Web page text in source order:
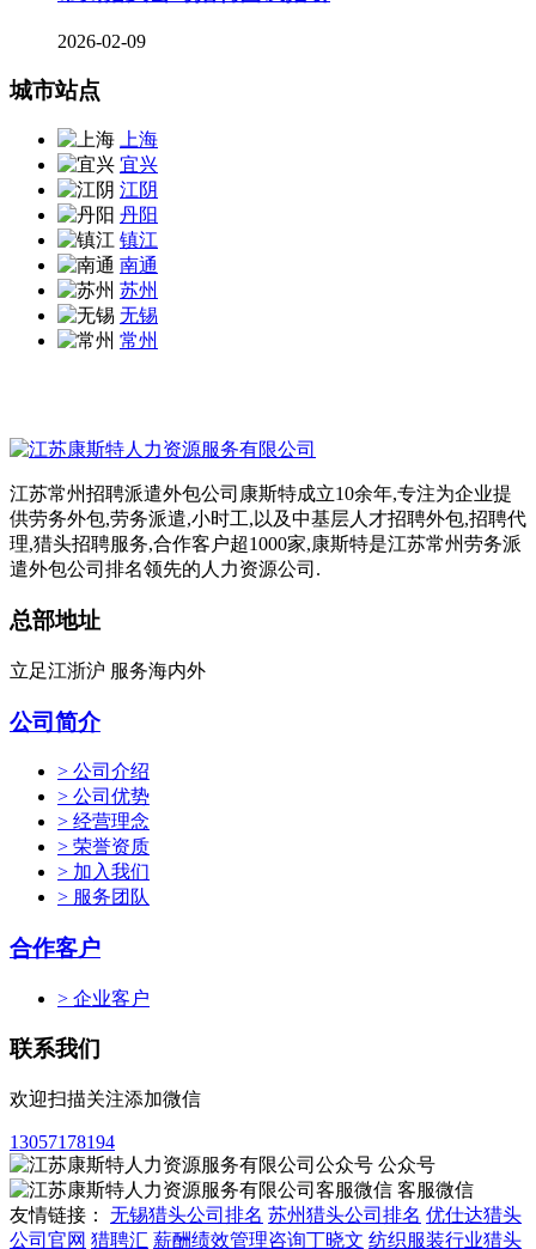
2026-02-09
城市站点
上海
宜兴
江阴
丹阳
镇江
南通
苏州
无锡
常州
江苏常州招聘派遣外包公司康斯特成立10余年,专注为企业提
供劳务外包,劳务派遣,小时工,以及中基层人才招聘外包,招聘代
理,猎头招聘服务,合作客户超1000家,康斯特是江苏常州劳务派
遣外包公司排名领先的人力资源公司.
总部地址
立足江浙沪 服务海内外
公司简介
> 公司介绍
> 公司优势
> 经营理念
> 荣誉资质
> 加入我们
> 服务团队
合作客户
> 企业客户
联系我们
欢迎扫描关注添加微信
13057178194
公众号
客服微信
友情链接： 无锡猎头公司排名 苏州猎头公司排名 优仕达猎头
公司官网 猎聘汇 薪酬绩效管理咨询丁晓文 纺织服装行业猎头